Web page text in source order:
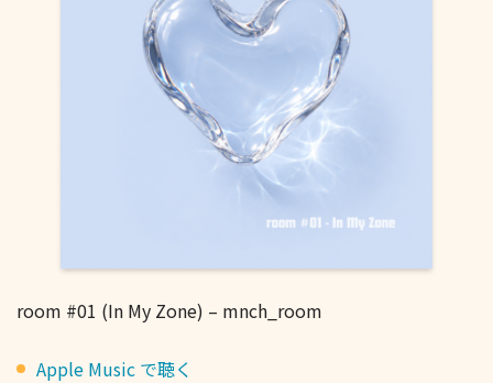
room #01 (In My Zone) – mnch_room
Apple Music で聴く